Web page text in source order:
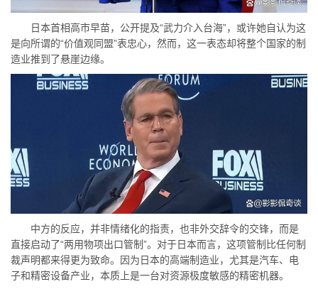
日本首相高市早苗，公开提及“武力介入台海”，或许她自认为这
是向所谓的“价值观同盟”表忠心，然而，这一表态却将整个国家的制
造业推到了悬崖边缘。
中方的反应，并非情绪化的指责，也非外交辞令的交锋，而是
直接启动了“两用物项出口管制”。对于日本而言，这项管制比任何制
裁声明都来得更为致命。因为日本的高端制造业，尤其是汽车、电
子和精密设备产业，本质上是一台对资源极度敏感的精密机器。